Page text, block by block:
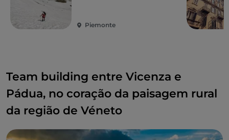
Piemonte
Team building entre Vicenza e
Pádua, no coração da paisagem rural
da região de Véneto